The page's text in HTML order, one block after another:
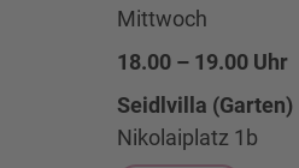
Mittwoch
18.00 – 19.00 Uhr
Seidlvilla (Garten)
Nikolaiplatz 1b